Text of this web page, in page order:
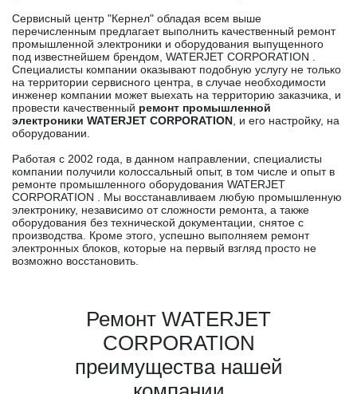
Сервисный центр "Кернел" обладая всем выше
перечисленным предлагает выполнить качественный ремонт
промышленной электроники и оборудования выпущенного
под известнейшем брендом, WATERJET CORPORATION .
Специалисты компании оказывают подобную услугу не только
на территории сервисного центра, в случае необходимости
инженер компании может выехать на территорию заказчика, и
провести качественный ремонт промышленной
электроники WATERJET CORPORATION , и его настройку, на
оборудовании.
Работая с 2002 года, в данном направлении, специалисты
компании получили колоссальный опыт, в том числе и опыт в
ремонте промышленного оборудования WATERJET
CORPORATION . Мы восстанавливаем любую промышленную
электронику, независимо от сложности ремонта, а также
оборудования без технической документации, снятое с
производства. Кроме этого, успешно выполняем ремонт
электронных блоков, которые на первый взгляд просто не
возможно восстановить.
Ремонт WATERJET
CORPORATION
преимущества нашей